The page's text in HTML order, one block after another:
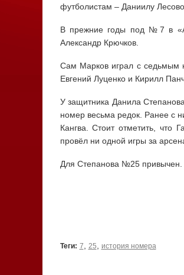
футболистам – Даниилу
В прежние годы под №7 в
Александр Крючков.
Сам Марков играл с седьмым
Евгений Луценко и Кирилл
У защитника Данила
номер весьма редок. Ранее с
Кангва. Стоит отметить, что
провёл ни одной игры за
Для Степанова №25 привычен.
Теги: 7, 25, история номера